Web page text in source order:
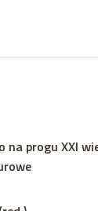
na progu XXI